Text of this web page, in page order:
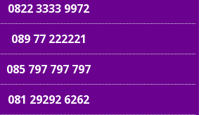
0822 3333 9972
089 77 222221
085 797 797 797
081 29292 6262